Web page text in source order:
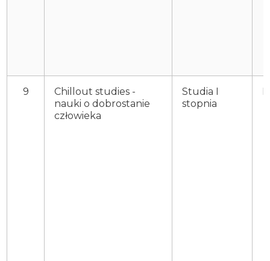
9
Chillout studies -
nauki o dobrostanie
człowieka
Studia I
stopnia